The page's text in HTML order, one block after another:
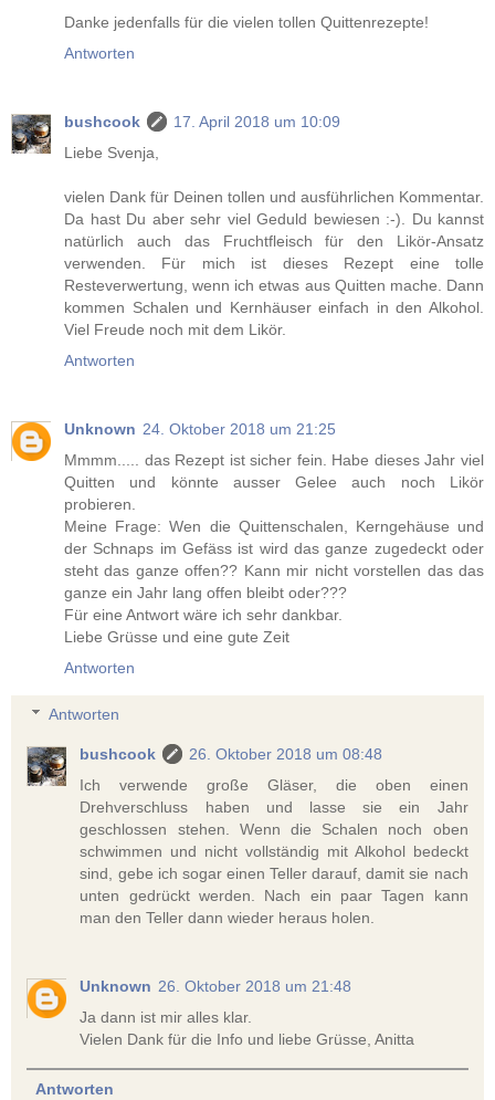
Danke jedenfalls für die vielen tollen Quittenrezepte!
Antworten
bushcook
17. April 2018 um 10:09
Liebe Svenja,
vielen Dank für Deinen tollen und ausführlichen Kommentar.
Da hast Du aber sehr viel Geduld bewiesen :-). Du kannst
natürlich auch das Fruchtfleisch für den Likör-Ansatz
verwenden. Für mich ist dieses Rezept eine tolle
Resteverwertung, wenn ich etwas aus Quitten mache. Dann
kommen Schalen und Kernhäuser einfach in den Alkohol.
Viel Freude noch mit dem Likör.
Antworten
Unknown 24. Oktober 2018 um 21:25
Mmmm..... das Rezept ist sicher fein. Habe dieses Jahr viel
Quitten und könnte ausser Gelee auch noch Likör
probieren.
Meine Frage: Wen die Quittenschalen, Kerngehäuse und
der Schnaps im Gefäss ist wird das ganze zugedeckt oder
steht das ganze offen?? Kann mir nicht vorstellen das das
ganze ein Jahr lang offen bleibt oder???
Für eine Antwort wäre ich sehr dankbar.
Liebe Grüsse und eine gute Zeit
Antworten
Antworten
bushcook
26. Oktober 2018 um 08:48
Ich verwende große Gläser, die oben einen
Drehverschluss haben und lasse sie ein Jahr
geschlossen stehen. Wenn die Schalen noch oben
schwimmen und nicht vollständig mit Alkohol bedeckt
sind, gebe ich sogar einen Teller darauf, damit sie nach
unten gedrückt werden. Nach ein paar Tagen kann
man den Teller dann wieder heraus holen.
Unknown 26. Oktober 2018 um 21:48
Ja dann ist mir alles klar.
Vielen Dank für die Info und liebe Grüsse, Anitta
Antworten